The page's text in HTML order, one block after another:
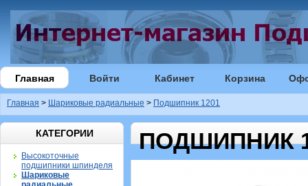
Главная Войти Кабинет Корзина
Главная > Шариковые радиальные > Подшипник 1201
КАТЕГОРИИ
Высокоточные
подшипники шпинделя
Шариковые
ПОДШИПНИК